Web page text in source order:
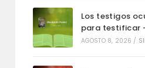
Los testigos
para testificar
AGOSTO 8, 2026 /